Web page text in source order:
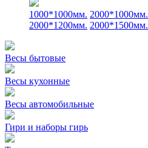
1000*1000мм. 2000*1000мм.
2000*1200мм. 2000*1500мм.
Весы бытовые
Весы кухонные
Весы автомобильные
Гири и наборы гирь